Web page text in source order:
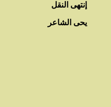
إنتهى النقل
يحى الشاعر